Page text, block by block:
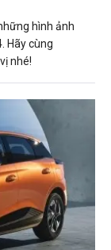
hình ảnh
Hãy cùng
nhé!